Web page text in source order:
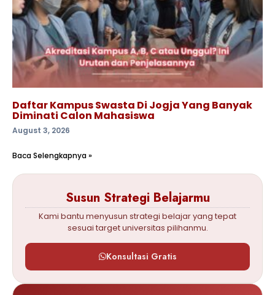
Daftar Kampus Swasta Di Jogja Yang Banyak
Diminati Calon Mahasiswa
August 3, 2026
Baca Selengkapnya »
Susun Strategi Belajarmu
Kami bantu menyusun strategi belajar yang tepat
sesuai target universitas pilihanmu.
Konsultasi Gratis